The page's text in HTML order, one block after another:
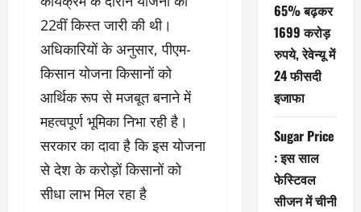
22वीं किस्त जारी की थी।
अधिकारियों के अनुसार, पीएम-
किसान योजना किसानों को
आर्थिक रूप से मजबूत बनाने में
महत्वपूर्ण भूमिका निभा रही है।
सरकार का दावा है कि इस योजना
से देश के करोड़ों किसानों को
सीधा लाभ मिल रहा है
65% बढ़कर
1699 करोड़
रुपये, रेवेन्यू में
24 फीसदी
इजाफा
Sugar Price
: इस साल
फेस्टिवल
सीजन में चीनी